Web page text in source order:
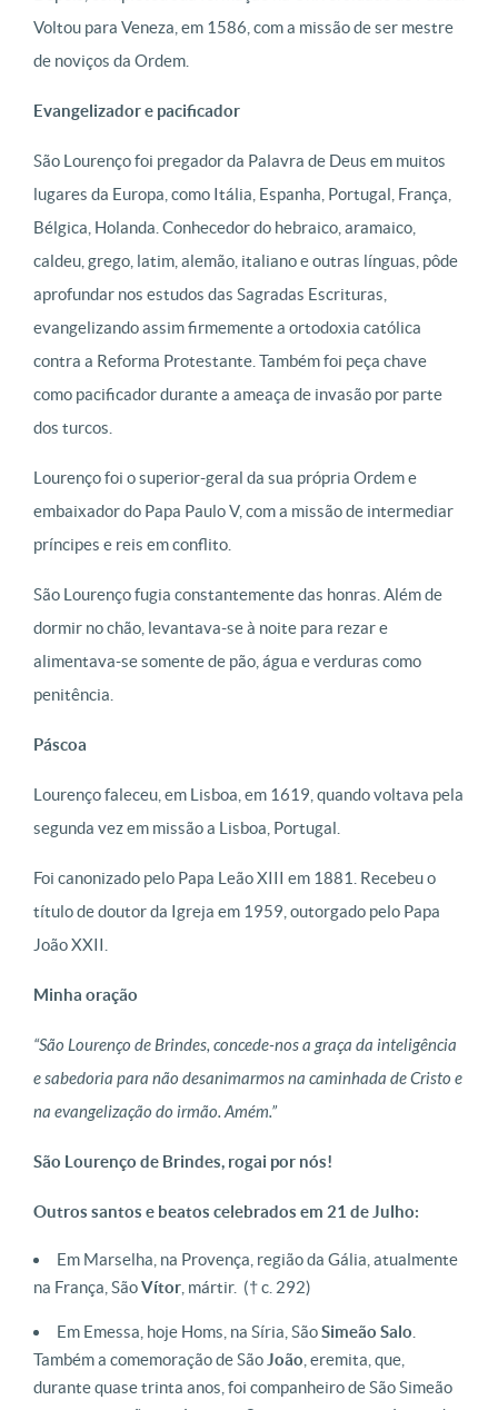
Voltou para Veneza, em 1586, com a missão de ser mestre
de noviços da Ordem.
Evangelizador e pacificador
São Lourenço foi pregador da Palavra de Deus em muitos
lugares da Europa, como Itália, Espanha, Portugal, França,
Bélgica, Holanda. Conhecedor do hebraico, aramaico,
caldeu, grego, latim, alemão, italiano e outras línguas, pôde
aprofundar nos estudos das Sagradas Escrituras,
evangelizando assim firmemente a ortodoxia católica
contra a Reforma Protestante. Também foi peça chave
como pacificador durante a ameaça de invasão por parte
dos turcos.
Lourenço foi o superior-geral da sua própria Ordem e
embaixador do Papa Paulo V, com a missão de intermediar
príncipes e reis em conflito.
São Lourenço fugia constantemente das honras. Além de
dormir no chão, levantava-se à noite para rezar e
alimentava-se somente de pão, água e verduras como
penitência.
Páscoa
Lourenço faleceu, em Lisboa, em 1619, quando voltava pela
segunda vez em missão a Lisboa, Portugal.
Foi canonizado pelo Papa Leão XIII em 1881. Recebeu o
título de doutor da Igreja em 1959, outorgado pelo Papa
João XXII.
Minha oração
“São Lourenço de Brindes, concede-nos a graça da inteligência
e sabedoria para não desanimarmos na caminhada de Cristo e
na evangelização do irmão. Amém.”
São Lourenço de Brindes, rogai por nós!
Outros santos e beatos celebrados em 21 de Julho:
Em Marselha, na Provença, região da Gália, atualmente
na França, SãoVítor , mártir. († c. 292)
Em Emessa, hoje Homs, na Síria, SãoSimeão Salo
Também a comemoração de São João , eremita, que,
durante quase trinta anos, foi companheiro de São Simeão